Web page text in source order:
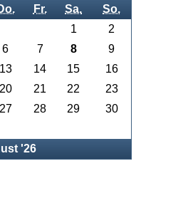
Fr. Sa. So.
'26
1
2
6 7 8
9
13 14 15
16
20 21 22
23
27 28 29
30